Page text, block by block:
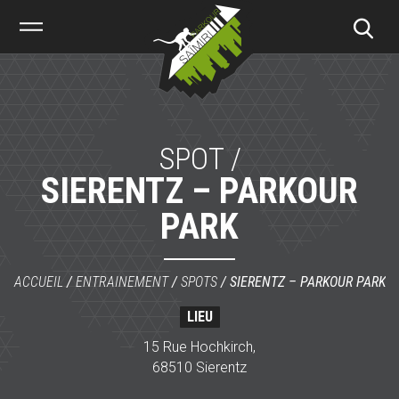
Parkour
SPOT /
SIERENTZ – PARKOUR
PARK
ACCUEIL /ENTRAINEMENT/SPOTS/SIERENTZ – PARKOUR PARK
LIEU
15 Rue Hochkirch,
68510 Sierentz